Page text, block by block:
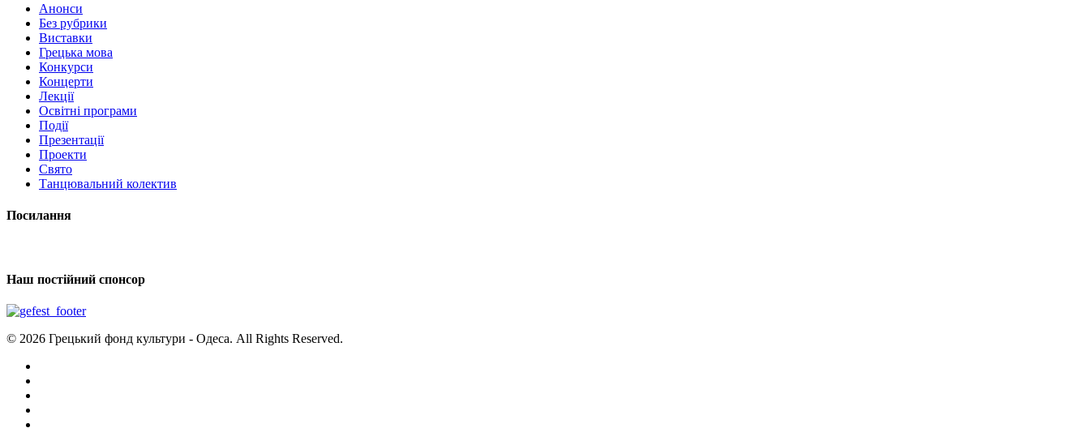
Анонси
Без рубрики
Виставки
Грецька мова
Конкурси
Концерти
Лекції
Освітні програми
Події
Презентації
Проекти
Свято
Танцювальний колектив
Посилання
Наш постійний спонсор
© 2026 Грецький фонд культури - Одеса. All Rights Reserved.